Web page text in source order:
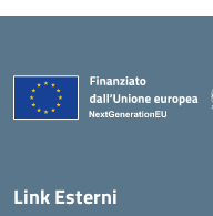
Link Esterni